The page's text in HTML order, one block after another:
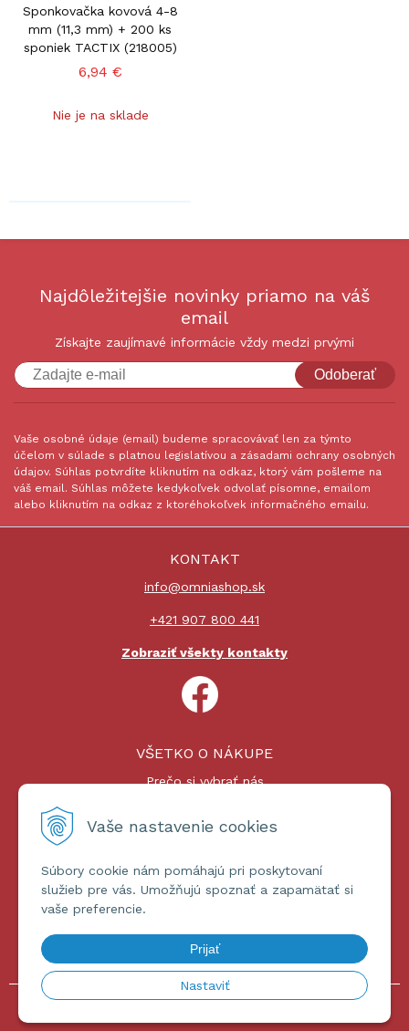
Vaše nastavenie cookies
Súbory cookie nám pomáhajú pri poskytovaní
služieb pre vás. Umožňujú spoznať a zapamätať si
vaše preferencie.
Prijať
Nastaviť
Sponkovačka kovová 4-8
mm (11,3 mm) + 200 ks
sponiek TACTIX (218005)
6,94 €
Nie je na sklade
Najdôležitejšie novinky priamo na váš
email
Získajte zaujímavé informácie vždy medzi prvými
Odoberať
Vaše osobné údaje (email) budeme spracovávať len za týmto
účelom v súlade s platnou legislatívou a zásadami ochrany osobných
údajov. Súhlas potvrdíte kliknutím na odkaz, ktorý vám pošleme na
váš email. Súhlas môžete kedykoľvek odvolať písomne, emailom
alebo kliknutím na odkaz z ktoréhokoľvek informačného emailu.
KONTAKT
info@omniashop.sk
+421 907 800 441
Zobraziť všekty kontakty
VŠETKO O NÁKUPE
Prečo si vybrať nás
Platby a doprava
ĎALŠIE INFORMÁCIE
Obchodné podmienky
Ochrana osobných údajov
© 2026 omniashop.sk •tvorba eshopu cez UNIobchod,webhosting